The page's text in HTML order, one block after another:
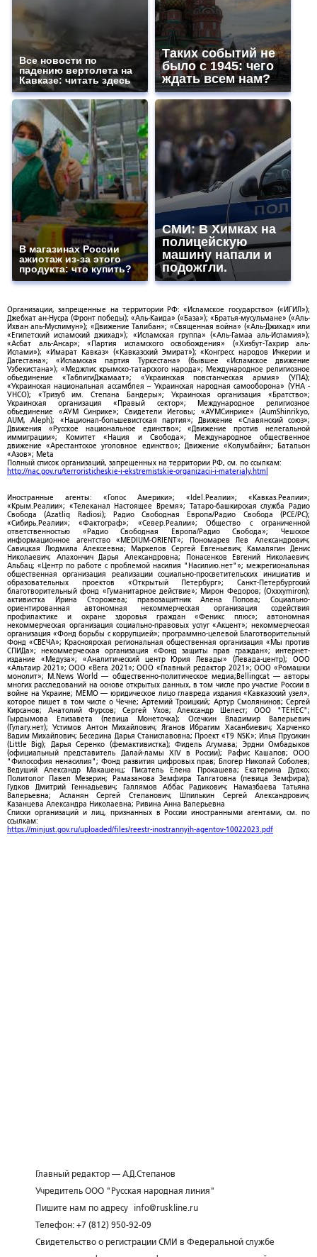
Все новости по
падению вертолета на
Кавказе: читать здесь
Таких событий не
было с 1945: чего
ждать всем нам?
В магазинах России
ажиотаж из-за этого
продукта: что купить?
СМИ: В Химках на
полицейскую
машину напали и
подожгли.
Организации, запрещенные на территории РФ: «Исламское государство» («ИГИЛ»);
Джебхат ан-Нусра (Фронт победы); «Аль-Каида» («База»); «Братья-мусульмане» («Аль-
Ихван аль-Муслимун»); «Движение Талибан»; «Священная война» («Аль-Джихад» или
«Египетский исламский джихад»); «Исламская группа» («Аль-Гамаа аль-Исламия»);
«Асбат аль-Ансар»; «Партия исламского освобождения» («Хизбут-Тахрир аль-
Ислами»); «Имарат Кавказ» («Кавказский Эмират»); «Конгресс народов Ичкерии и
Дагестана»; «Исламская партия Туркестана» (бывшее «Исламское движение
Узбекистана»); «Меджлис крымско-татарского народа»; Международное религиозное
объединение «ТаблигиДжамаат»; «Украинская повстанческая армия» (УПА);
«Украинская национальная ассамблея – Украинская народная самооборона» (УНА -
УНСО); «Тризуб им. Степана Бандеры»; Украинская организация «Братство»;
Украинская организация «Правый сектор»; Международное религиозное
объединение «АУМ Синрике»; Свидетели Иеговы; «АУМСинрике» (AumShinrikyo,
AUM, Aleph); «Национал-большевистская партия»; Движение «Славянский союз»;
Движения «Русское национальное единство»; «Движение против нелегальной
иммиграции»; Комитет «Нация и Свобода»; Международное общественное
движение «Арестантское уголовное единство»; Движение «Колумбайн»; Батальон
«Азов»; Meta
Полный список организаций, запрещенных на территории РФ, см. по ссылкам:
http://nac.gov.ru/terroristicheskie-i-ekstremistskie-organizacii-i-materialy.html
Иностранные агенты: «Голос Америки»; «Idel.Реалии»; «Кавказ.Реалии»;
«Крым.Реалии»; «Телеканал Настоящее Время»; Татаро-башкирская служба Радио
Свобода (Azatliq Radiosi); Радио Свободная Европа/Радио Свобода (PCE/PC);
«Сибирь.Реалии»; «Фактограф»; «Север.Реалии»; Общество с ограниченной
ответственностью «Радио Свободная Европа/Радио Свобода»; Чешское
информационное агентство «MEDIUM-ORIENT»; Пономарев Лев Александрович;
Савицкая Людмила Алексеевна; Маркелов Сергей Евгеньевич; Камалягин Денис
Николаевич; Апахончич Дарья Александровна; Понасенков Евгений Николаевич;
Альбац; «Центр по работе с проблемой насилия "Насилию.нет"»; межрегиональная
общественная организация реализации социально-просветительских инициатив и
образовательных проектов «Открытый Петербург»; Санкт-Петербургский
благотворительный фонд «Гуманитарное действие»; Мирон Федоров; (Oxxxymiron);
активистка Ирина Сторожева; правозащитник Алена Попова; Социально-
ориентированная автономная некоммерческая организация содействия
профилактике и охране здоровья граждан «Феникс плюс»; автономная
некоммерческая организация социально-правовых услуг «Акцент»; некоммерческая
организация «Фонд борьбы с коррупцией»; программно-целевой Благотворительный
Фонд «СВЕЧА»; Красноярская региональная общественная организация «Мы против
СПИДа»; некоммерческая организация «Фонд защиты прав граждан»; интернет-
издание «Медуза»; «Аналитический центр Юрия Левады» (Левада-центр); ООО
«Альтаир 2021»; ООО «Вега 2021»; ООО «Главный редактор 2021»; ООО «Ромашки
монолит»; M.News World — общественно-политическое медиа;Bellingcat — авторы
многих расследований на основе открытых данных, в том числе про участие России в
войне на Украине; МЕМО — юридическое лицо главреда издания «Кавказский узел»,
которое пишет в том числе о Чечне; Артемий Троицкий; Артур Смолянинов; Сергей
Кирсанов; Анатолий Фурсов; Сергей Ухов; Александр Шелест; ООО "ТЕНЕС";
Гырдымова Елизавета (певица Монеточка); Осечкин Владимир Валерьевич
(Гулагу.нет); Устимов Антон Михайлович; Яганов Ибрагим Хасанбиевич; Харченко
Вадим Михайлович; Беседина Дарья Станиславовна; Проект «T9 NSK»; Илья Прусикин
(Little Big); Дарья Серенко (фемактивистка); Фидель Агумава; Эрдни Омбадыков
(официальный представитель Далай-ламы XIV в России); Рафис Кашапов; ООО
"Философия ненасилия"; Фонд развития цифровых прав; Блогер Николай Соболев;
Ведущий Александр Макашенц; Писатель Елена Прокашева; Екатерина Дудко;
Политолог Павел Мезерин; Рамазанова Земфира Талгатовна (певица Земфира);
Гудков Дмитрий Геннадьевич; Галлямов Аббас Радикович; Намазбаева Татьяна
Валерьевна; Асланян Сергей Степанович; Шпилькин Сергей Александрович;
Казанцева Александра Николаевна; Ривина Анна Валерьевна
Списки организаций и лиц, признанных в России иностранными агентами, см. по
ссылкам:
https://minjust.gov.ru/uploaded/files/reestr-inostrannyih-agentov-10022023.pdf
Главный редактор — А.Д.Степанов
Учредитель ООО "Русская народная линия"
Пишите нам по адресу
info@ruskline.ru
Телефон: +7 (812) 950-92-09
Свидетельство о регистрации СМИ в Федеральной службе